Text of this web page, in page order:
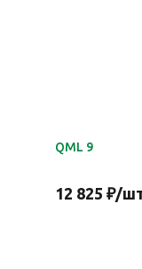
QML 9
12 825 ₽/